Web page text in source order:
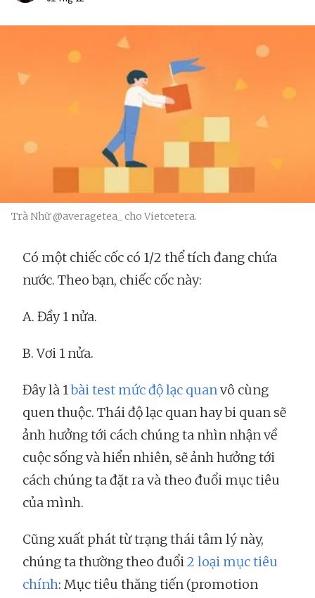
Trà Nhữ @averagetea_ cho Vietcetera.
Có một chiếc cốc có 1/2 thể tích đang chứa
nước. Theo bạn, chiếc cốc này:
A. Đầy 1 nửa.
B. Vơi 1 nửa.
Đây là 1bài test mức độ lạc quanvô cùng
quen thuộc. Thái độ lạc quan hay bi quan sẽ
ảnh hưởng tới cách chúng ta nhìn nhận về
cuộc sống và hiển nhiên, sẽ ảnh hưởng tới
cách chúng ta đặt ra và theo đuổi mục tiêu
của mình.
Cũng xuất phát từ trạng thái tâm lý này,
chúng ta thường theo đuổi2 loại mục tiêu
chính: Mục tiêu thăng tiến (promotion